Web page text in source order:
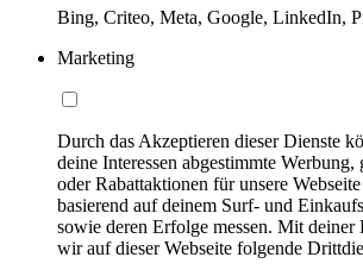
Bing, Criteo, Meta, Google, LinkedIn,
Marketing
Durch das Akzeptieren dieser Dienste
deine Interessen abgestimmte Werbung,
oder Rabattaktionen für unsere
basierend auf deinem Surf- und
sowie deren Erfolge messen. Mit
wir auf dieser Webseite folgende